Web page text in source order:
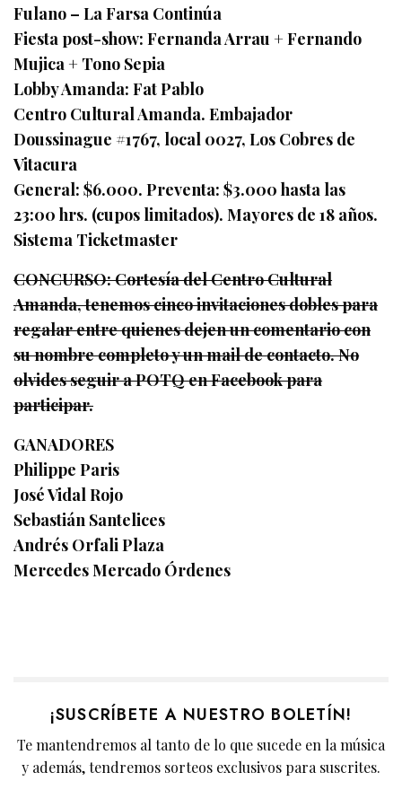
Fulano – La Farsa Continúa
Fiesta post-show: Fernanda Arrau + Fernando
Mujica + Tono Sepia
Lobby Amanda: Fat Pablo
Centro Cultural Amanda. Embajador
Doussinague #1767, local 0027, Los Cobres de
Vitacura
General: $6.000. Preventa: $3.000 hasta las
23:00 hrs. (cupos limitados). Mayores de 18 años.
Sistema Ticketmaster
CONCURSO: Cortesía del Centro Cultural
Amanda, tenemos cinco invitaciones dobles para
regalar entre quienes dejen un comentario con
su nombre completo y un mail de contacto. No
olvides seguir a POTQ en Facebook para
participar.
GANADORES
Philippe Paris
José Vidal Rojo
Sebastián Santelices
Andrés Orfali Plaza
Mercedes Mercado Órdenes
¡SUSCRÍBETE A NUESTRO BOLETÍN!
Te mantendremos al tanto de lo que sucede en la música
y además, tendremos sorteos exclusivos para suscrites.